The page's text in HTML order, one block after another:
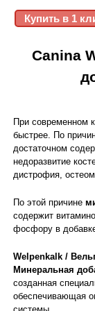
Canina
При современном
быстрее. По
достаточном
недоразвитие
дистрофия,
По этой причине
содержит
фосфору в
Welpenkalk /
Минеральная
созданная
обеспечивающая